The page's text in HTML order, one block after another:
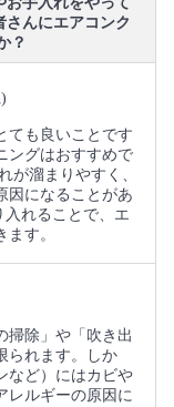
さんにエアコンク
？
ても良いことです
ングはおすすめで
が溜まりやすく、
因になることがあ
入れることで、エ
す。
掃除」や「吹き出
られます。しか
など）にはカビや
レルギーの原因に